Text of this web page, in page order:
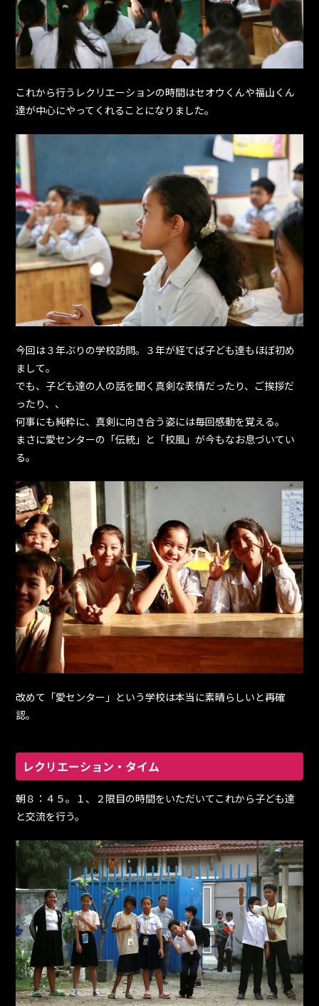
これから行うレクリエーションの時間はセオウくんや福山くん
達が中心にやってくれることになりました。
今回は３年ぶりの学校訪問。３年が経てば子ども達もほぼ初め
まして。
でも、子ども達の人の話を聞く真剣な表情だったり、ご挨拶だ
ったり、、
何事にも純粋に、真剣に向き合う姿には毎回感動を覚える。
まさに愛センターの「伝統」と「校風」が今もなお息づいてい
る。
改めて「愛センター」という学校は本当に素晴らしいと再確
認。
レクリエーション・タイム
朝８：４５。１、２限目の時間をいただいてこれから子ども達
と交流を行う。